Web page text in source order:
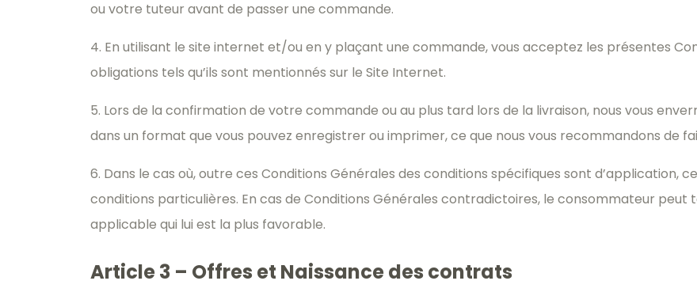
ou votre tuteur avant de passer une commande.
4. En utilisant le site internet et/ou en y plaçant une commande, vous acceptez les présentes
obligations tels qu’ils sont mentionnés sur le Site Internet.
5. Lors de la confirmation de votre commande ou au plus tard lors de la livraison, nous vous
dans un format que vous pouvez enregistrer ou imprimer, ce que nous vous recommandons de
6. Dans le cas où, outre ces Conditions Générales des conditions spécifiques sont d’application,
conditions particulières. En cas de Conditions Générales contradictoires, le consommateur peut
applicable qui lui est la plus favorable.
Article 3 – Offres et Naissance des contrats